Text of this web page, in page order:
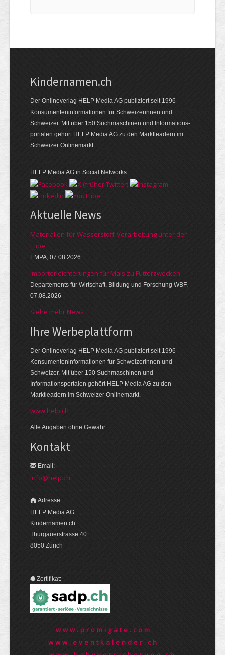
Kindernamen.ch
Der Onlineverlag HELP Media AG publiziert seit 1996
Konsumenten­informationen für Schweizerinnen und
Schweizer. Mit über 150 Suchmaschinen und Informations­
portalen gehört HELP Media AG zu den Marktleadern im
Schweizer Onlinemarkt.
HELP Media AG in Social Networks
Aktuelle News
Materialien für Wasserstoff-Verarbeitung unter der
Lupe
EMPA, 07.08.2026
Importerleichterungen für Mais zu Futterzwecken
Departements für Wirtschaft, Bildung und Forschung WBF,
07.08.2026
Siehe mehr News
Ihre Werbeplattform
Der Onlineverlag HELP Media AG publiziert seit 1996
Konsumenteninformationen für Schweizerinnen und
Schweizer. Mit über 150 Suchmaschinen und
Informationsportalen gehört HELP Media AG zu den
Marktleadern im Schweizer Onlinemarkt.
www.help.ch
Alle Angaben ohne Gewähr
Kontakt
Email:
info@help.ch
Adresse:
HELP Media AG
Kindernamen.ch
Thurgauerstrasse 40
8050 Zürich
Zertifikat:
www.promigate.com
www.eventkalender.ch